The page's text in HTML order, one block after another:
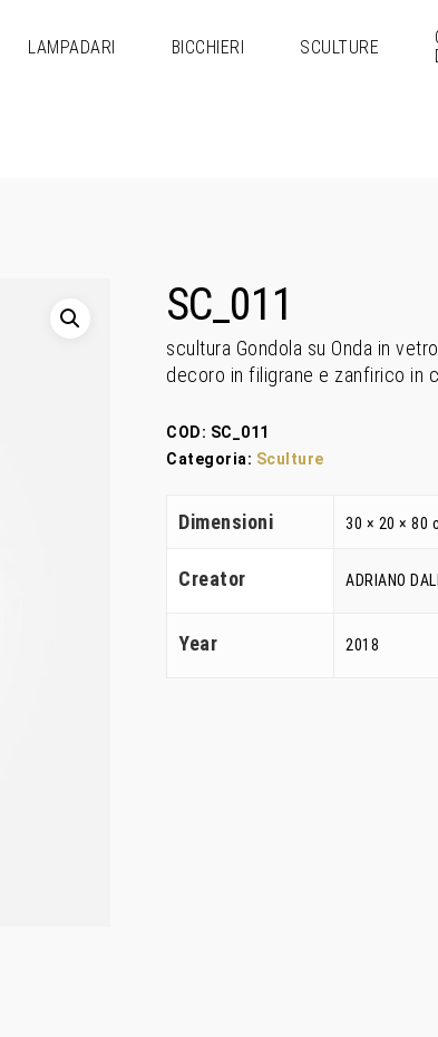
LAMPADARI BICCHIERI SCULTURE
SC_011
scultura Gondola su Onda in
decoro in filigrane e zanfirico in
COD: SC_011
Categoria: Sculture
Dimensioni 30 × 20 × 80
Creator ADRIANO
Year 2018